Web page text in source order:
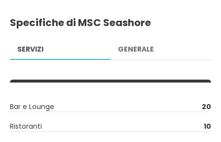
Specifiche di MSC Seashore
SERVIZI GENERALE
Bar e Lounge
20
Ristoranti
10